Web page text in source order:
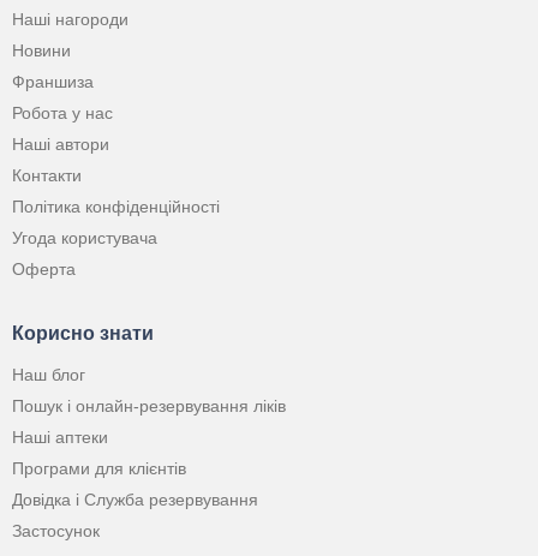
Наші нагороди
Новини
Франшиза
Робота у нас
Наші автори
Контакти
Політика конфіденційності
Угода користувача
Оферта
Корисно знати
Наш блог
Пошук і онлайн-резервування ліків
Наші аптеки
Програми для клієнтів
Довідка і Служба резервування
Застосунок